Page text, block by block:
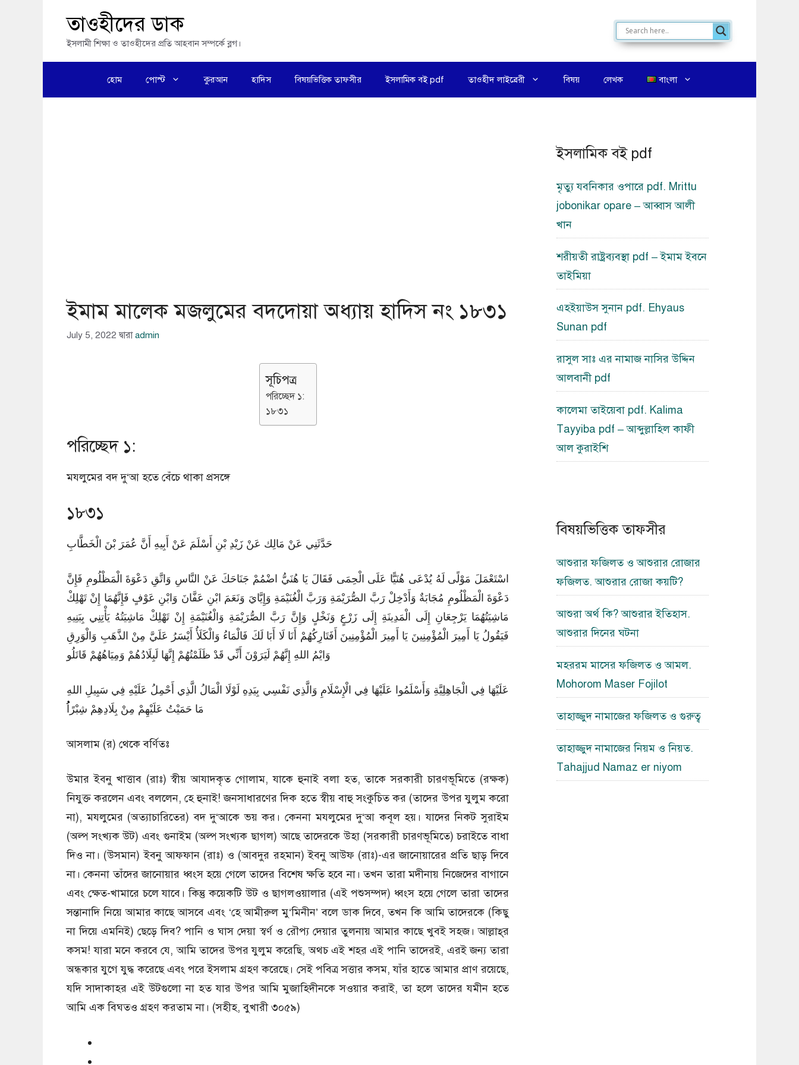
তাওহীদের ডাক
ইসলামী শিক্ষা ও তাওহীদের প্রতি আহবান সম্পর্কে ব্লগ।
হোম পোস্ট কুরআন হাদিস বিষয়ভিত্তিক তাফসীর ইসলামিক বই pdf তাওহীদ লাইব্রেরী বিষয় লেখক বাংলা
ইমাম মালেক মজলুমের বদদোয়া অধ্যায় হাদিস নং ১৮৩১
July 5, 2022 দ্বারাadmin
সূচিপত্র
পরিচ্ছেদ ১:
১৮৩১
পরিচ্ছেদ ১:
মযলুমের বদ দু‘আ হতে বেঁচে থাকা প্রসঙ্গে
১৮৩১
حَدَّثَنِي عَنْ مَالِك عَنْ زَيْدِ بْنِ أَسْلَمَ عَنْ أَبِيهِ أَنَّ عُمَرَ بْنَ الْخَطَّابِ
اسْتَعْمَلَ مَوْلًى لَهُ يُدْعَى هُنَيًّا عَلَى الْحِمَى فَقَالَ يَا هُنَيُّ اضْمُمْ جَنَاحَكَ عَنْ النَّاسِ وَاتَّقِ دَعْوَةَ الْمَظْلُومِ فَإِنَّ
دَعْوَةَ الْمَظْلُومِ مُجَابَةٌ وَأَدْخِلْ رَبَّ الصُّرَيْمَةِ وَرَبَّ الْغُنَيْمَةِ وَإِيَّايَ وَنَعَمَ ابْنِ عَفَّانَ وَابْنِ عَوْفٍ فَإِنَّهُمَا إِنْ تَهْلِكْ
مَاشِيَتُهُمَا يَرْجِعَانِ إِلَى الْمَدِينَةِ إِلَى زَرْعٍ وَنَخْلٍ وَإِنَّ رَبَّ الصُّرَيْمَةِ وَالْغُنَيْمَةِ إِنْ تَهْلِكْ مَاشِيَتُهُ يَأْتِنِي بِبَنِيهِ
فَيَقُولُ يَا أَمِيرَ الْمُؤْمِنِينَ يَا أَمِيرَ الْمُؤْمِنِينَ أَفَتَارِكُهُمْ أَنَا لَا أَبَا لَكَ فَالْمَاءُ وَالْكَلَأُ أَيْسَرُ عَلَيَّ مِنْ الذَّهَبِ وَالْوَرِقِ
وَايْمُ اللهِ إِنَّهُمْ لَيَرَوْنَ أَنِّي قَدْ ظَلَمْتُهُمْ إِنَّهَا لَبِلَادُهُمْ وَمِيَاهُهُمْ قَاتَلُو
عَلَيْهَا فِي الْجَاهِلِيَّةِ وَأَسْلَمُوا عَلَيْهَا فِي الْإِسْلَامِ وَالَّذِي نَفْسِي بِيَدِهِ لَوْلَا الْمَالُ الَّذِي أَحْمِلُ عَلَيْهِ فِي سَبِيلِ اللهِ
مَا حَمَيْتُ عَلَيْهِمْ مِنْ بِلَادِهِمْ شِبْرًاُُُُ
আসলাম (র) থেকে বর্ণিতঃ
উমার ইব্নু খাত্তাব (রাঃ) স্বীয় আযাদকৃত গোলাম, যাকে হুনাই বলা হত, তাকে সরকারী চারণভূমিতে (রক্ষক)
নিযুক্ত করলেন এবং বললেন, হে হুনাই! জনসাধারণের দিক হতে স্বীয় বাহু সংকুচিত কর (তাদের উপর যুলুম করো
না), মযলুমের (অত্যাচারিতের) বদ দু‘আকে ভয় কর। কেননা মযলুমের দু‘আ কবূল হয়। যাদের নিকট সুরাইম
(অল্প সংখ্যক উট) এবং গুনাইম (অল্প সংখ্যক ছাগল) আছে তাদেরকে উহা (সরকারী চারণভূমিতে) চরাইতে বাধা
দিও না। (উসমান) ইবনু আফফান (রাঃ) ও (আবদুর রহমান) ইব্নু আউফ (রাঃ)-এর জানোয়ারের প্রতি ছাড় দিবে
না। কেননা তাঁদের জানোয়ার ধ্বংস হয়ে গেলে তাদের বিশেষ ক্ষতি হবে না। তখন তারা মদীনায় নিজেদের বাগানে
এবং ক্ষেত-খামারে চলে যাবে। কিন্তু কয়েকটি উট ও ছাগলওয়ালার (এই পশুসম্পদ) ধ্বংস হয়ে গেলে তারা তাদের
সন্তানাদি নিয়ে আমার কাছে আসবে এবং ‘হে আমীরুল মু‘মিনীন’ বলে ডাক দিবে, তখন কি আমি তাদেরকে (কিছু
না দিয়ে এমনিই) ছেড়ে দিব? পানি ও ঘাস দেয়া স্বর্ণ ও রৌপ্য দেয়ার তুলনায় আমার কাছে খুবই সহজ। আল্লাহ্‌র
কসম! যারা মনে করবে যে, আমি তাদের উপর যুলুম করেছি, অথচ এই শহর এই পানি তাদেরই, এরই জন্য তারা
অন্ধকার যুগে যুদ্ধ করেছে এবং পরে ইসলাম গ্রহণ করেছে। সেই পবিত্র সত্তার কসম, যাঁর হাতে আমার প্রাণ রয়েছে,
যদি সাদাকাহর এই উটগুলো না হত যার উপর আমি মুজাহিদীনকে সওয়ার করাই, তা হলে তাদের যমীন হতে
আমি এক বিঘতও গ্রহণ করতাম না। (সহীহ, বুখারী ৩০৫৯)
ইসলামিক বই pdf
মৃত্যু যবনিকার ওপারে pdf. Mrittu
jobonikar opare – আব্বাস আলী
খান
শরীয়তী রাষ্ট্রব্যবস্থা pdf – ইমাম ইবনে
তাইমিয়া
এহইয়াউস সুনান pdf. Ehyaus
Sunan pdf
রাসুল সাঃ এর নামাজ নাসির উদ্দিন
আলবানী pdf
কালেমা তাইয়েবা pdf. Kalima
Tayyiba pdf – আব্দুল্লাহিল কাফী
আল কুরাইশি
বিষয়ভিত্তিক তাফসীর
আশুরার ফজিলত ও আশুরার রোজার
ফজিলত. আশুরার রোজা কয়টি?
আশুরা অর্থ কি? আশুরার ইতিহাস.
আশুরার দিনের ঘটনা
মহররম মাসের ফজিলত ও আমল.
Mohorom Maser Fojilot
তাহাজ্জুদ নামাজের ফজিলত ও গুরুত্ব
তাহাজ্জুদ নামাজের নিয়ম ও নিয়ত.
Tahajjud Namaz er niyom